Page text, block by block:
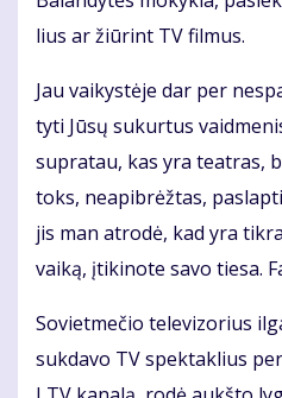
lius ar žiū­rint TV fil­mus.
Jau vai­kys­tė­je dar per
ty­ti Jū­sų su­kur­tus
su­pra­tau, kas yra te­at­ras,
toks, ne­apib­rėž­tas,
jis man at­ro­dė, kad yra
vai­ką, įti­ki­no­te sa­vo tie­sa.
So­viet­me­čio te­le­vi­zo­rius
suk­da­vo TV spek­tak­lius